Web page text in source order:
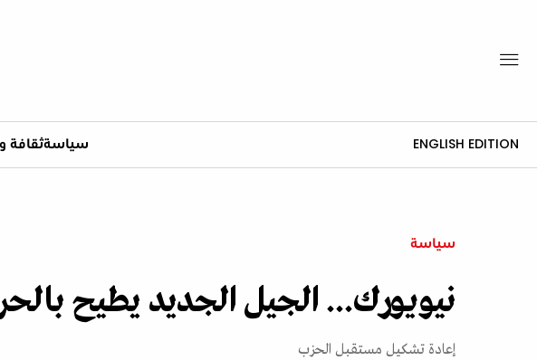
ENGLISH EDITION سياسةثقافة
سياسة
نيويورك... الجيل الجديد يطيح
إعادة تشكيل مستقبل الحزب